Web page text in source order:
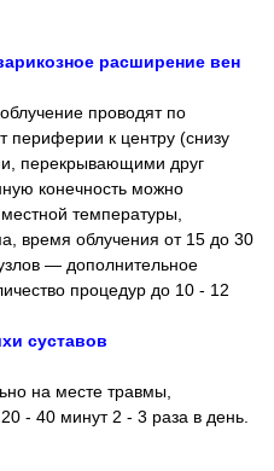
расширение вен
проводят по
периферии к центру (снизу
перекрывающими друг
конечность можно
температуры,
время облучения от 15 до 30
— дополнительное
процедур до 10 - 12
суставов
на месте травмы,
- 40 минут 2 - 3 раза в день.